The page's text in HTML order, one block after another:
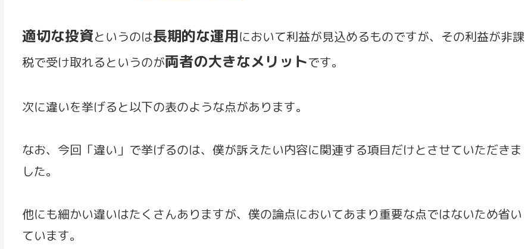
適切な投資というのは長期的な運用において利益が見込めるものですが、その利益が非課
税で受け取れるというのが両者の大きなメリットです。
次に違いを挙げると以下の表のような点があります。
なお、今回「違い」で挙げるのは、僕が訴えたい内容に関連する項目だけとさせていただきま
した。
他にも細かい違いはたくさんありますが、僕の論点においてあまり重要な点ではないため省い
ています。